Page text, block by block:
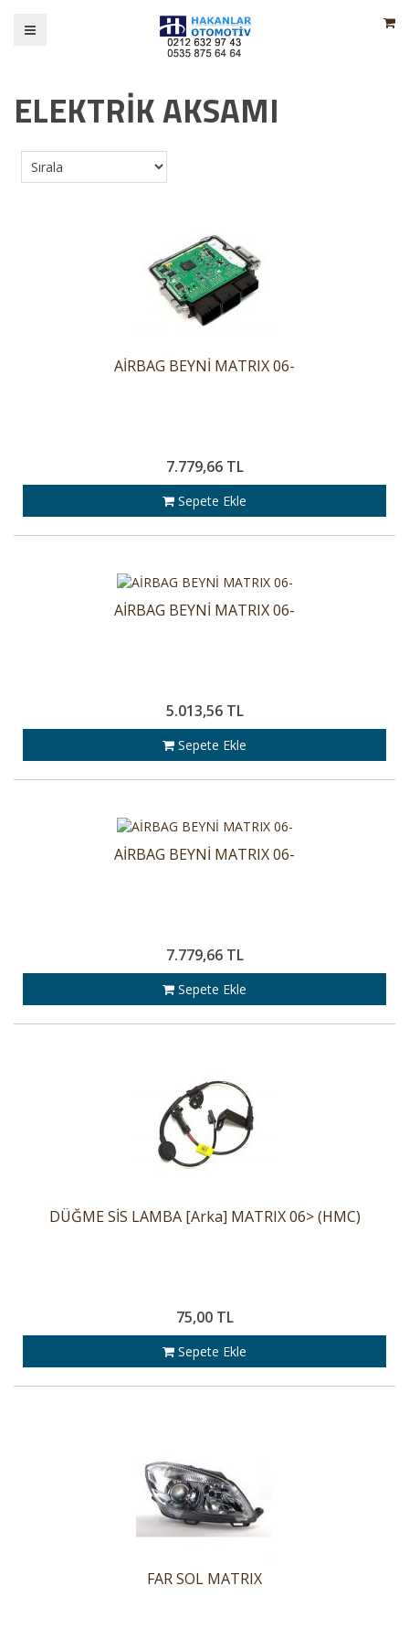
ELEKTRİK AKSAMI
AİRBAG BEYNİ MATRIX 06-
7.779,66 TL
Sepete Ekle
AİRBAG BEYNİ MATRIX 06-
5.013,56 TL
Sepete Ekle
AİRBAG BEYNİ MATRIX 06-
7.779,66 TL
Sepete Ekle
DÜĞME SİS LAMBA [Arka] MATRIX 06> (HMC)
75,00 TL
Sepete Ekle
FAR SOL MATRIX